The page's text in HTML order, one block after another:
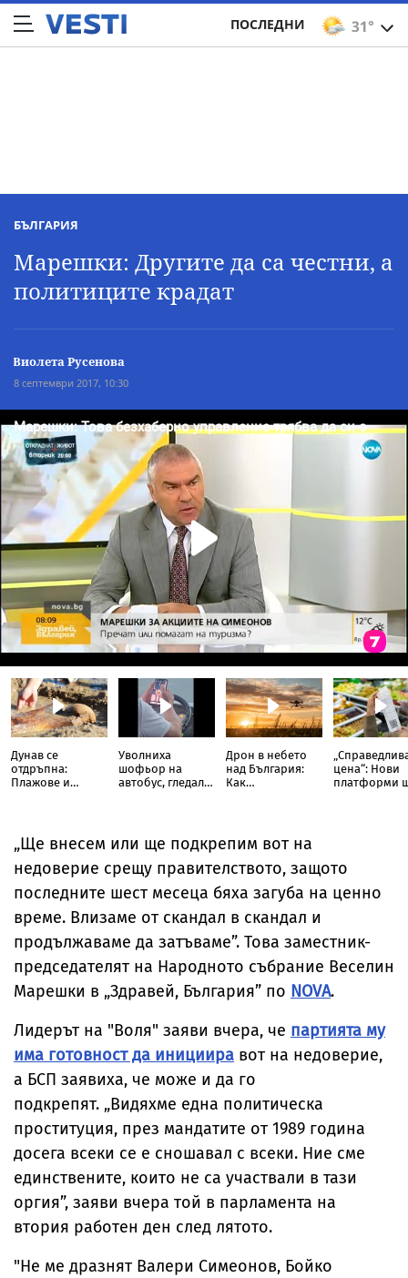
31°
ПОСЛЕДНИ
БЪЛГАРИЯ
Марешки: Другите да са честни, а
политиците крадат
Виолета Русенова
8 септември 2017, 10:30
Дунав се
отдръпна:
Плажове и
Уволниха
шофьор на
автобус, гледал
Дрон в небето
над България:
Как
цена“: Нови
платформи
„Ще внесем или ще подкрепим вот на
недоверие срещу правителството, защото
последните шест месеца бяха загуба на ценно
време. Влизаме от скандал в скандал и
продължаваме да затъваме”. Това заместник-
председателят на Народното събрание Веселин
Марешки в „Здравей, България” по NOVA.
Лидерът на "Воля" заяви вчера, че партията му
има готовност да инициира вот на недоверие,
а БСП заявиха, че може и да го
подкрепят. „Видяхме една политическа
проституция, през мандатите от 1989 година
досега всеки се е сношавал с всеки. Ние сме
единствените, които не са участвали в тази
оргия”, заяви вчера той в парламента на
втория работен ден след лятото.
"Не ме дразнят Валери Симеонов, Бойко